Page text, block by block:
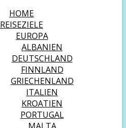
HOME
REISEZIELE
EUROPA
ALBANIEN
DEUTSCHLAND
FINNLAND
GRIECHENLAND
ITALIEN
KROATIEN
PORTUGAL